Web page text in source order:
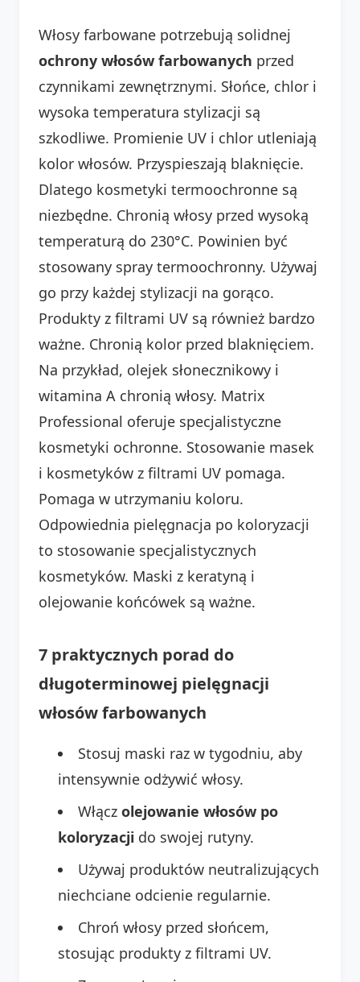
Włosy farbowane potrzebują solidnej
ochrony włosów farbowanych przed
czynnikami zewnętrznymi. Słońce, chlor i
wysoka temperatura stylizacji są
szkodliwe. Promienie UV i chlor utleniają
kolor włosów. Przyspieszają blaknięcie.
Dlatego kosmetyki termoochronne są
niezbędne. Chronią włosy przed wysoką
temperaturą do 230°C. Powinien być
stosowany spray termoochronny. Używaj
go przy każdej stylizacji na gorąco.
Produkty z filtrami UV są również bardzo
ważne. Chronią kolor przed blaknięciem.
Na przykład, olejek słonecznikowy i
witamina A chronią włosy. Matrix
Professional oferuje specjalistyczne
kosmetyki ochronne. Stosowanie masek
i kosmetyków z filtrami UV pomaga.
Pomaga w utrzymaniu koloru.
Odpowiednia pielęgnacja po koloryzacji
to stosowanie specjalistycznych
kosmetyków. Maski z keratyną i
olejowanie końcówek są ważne.
7 praktycznych porad do
długoterminowej pielęgnacji
włosów farbowanych
Stosuj maski raz w tygodniu, aby
intensywnie odżywić włosy.
Włącz olejowanie włosów po
koloryzacji do swojej rutyny.
Używaj produktów neutralizujących
niechciane odcienie regularnie.
Chroń włosy przed słońcem,
stosując produkty z filtrami UV.